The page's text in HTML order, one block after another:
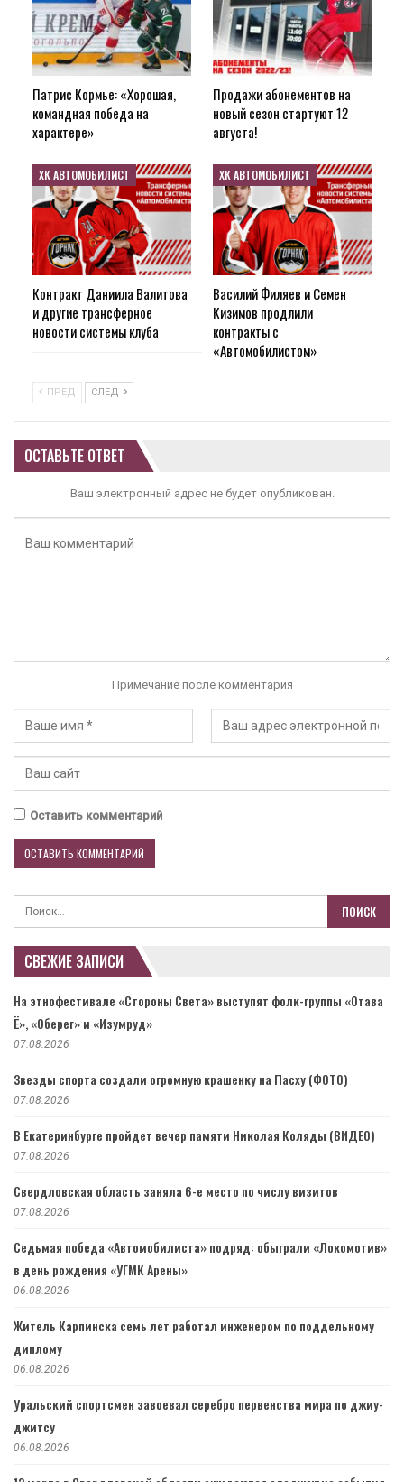
Патрис Кормье: «Хорошая,
командная победа на
характере»
Продажи абонементов на
новый сезон стартуют 12
августа!
ХК АВТОМОБИЛИСТ
Контракт Даниила Валитова
и другие трансферное
новости системы клуба
ХК АВТОМОБИЛИСТ
Василий Филяев и Семен
Кизимов продлили
контракты с
«Автомобилистом»
ПРЕД СЛЕД
ОСТАВЬТЕ ОТВЕТ
Ваш электронный адрес не будет опубликован.
Примечание после комментария
Оставить комментарий
СВЕЖИЕ ЗАПИСИ
На этнофестивале «Стороны Света» выступят фолк-группы «Отава
Ё», «Оберег» и «Изумруд»
07.08.2026
Звезды спорта создали огромную крашенку на Пасху (ФОТО)
07.08.2026
В Екатеринбурге пройдет вечер памяти Николая Коляды (ВИДЕО)
07.08.2026
Свердловская область заняла 6-е место по числу визитов
07.08.2026
Седьмая победа «Автомобилиста» подряд: обыграли «Локомотив»
в день рождения «УГМК Арены»
06.08.2026
Житель Карпинска семь лет работал инженером по поддельному
диплому
06.08.2026
Уральский спортсмен завоевал серебро первенства мира по джиу-
джитсу
06.08.2026